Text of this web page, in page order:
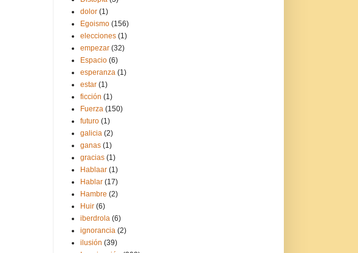
dolor (1)
Egoismo (156)
elecciones (1)
empezar (32)
Espacio (6)
esperanza (1)
estar (1)
ficción (1)
Fuerza (150)
futuro (1)
galicia (2)
ganas (1)
gracias (1)
Hablaar (1)
Hablar (17)
Hambre (2)
Huir (6)
iberdrola (6)
ignorancia (2)
ilusión (39)